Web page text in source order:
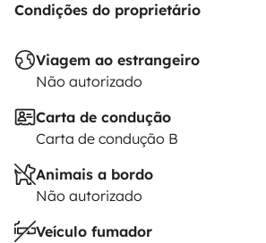
Condições do proprietário
Viagem ao estrangeiro
Não autorizado
Carta de condução
Carta de condução B
Animais a bordo
Não autorizado
Veículo fumador